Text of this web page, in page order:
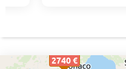
723 €
2740 €